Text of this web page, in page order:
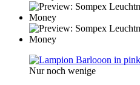
Nur noch wenige